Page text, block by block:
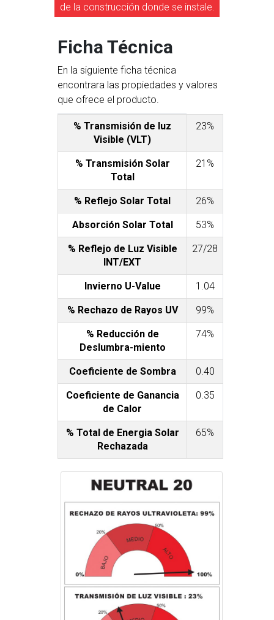
de la construcción donde se instale.
Ficha Técnica
En la siguiente ficha técnica
encontrara las propiedades y valores
que ofrece el producto.
% Transmisión de luz
Visible (VLT)
23%
% Transmisión Solar
Total
21%
% Reflejo Solar Total 26%
Absorción Solar Total 53%
% Reflejo de Luz Visible
INT/EXT
27/28
Invierno U-Value 1.04
% Rechazo de Rayos UV 99%
% Reducción de
Deslumbra-miento
74%
Coeficiente de Sombra 0.40
Coeficiente de Ganancia
de Calor
0.35
% Total de Energia Solar
Rechazada
65%